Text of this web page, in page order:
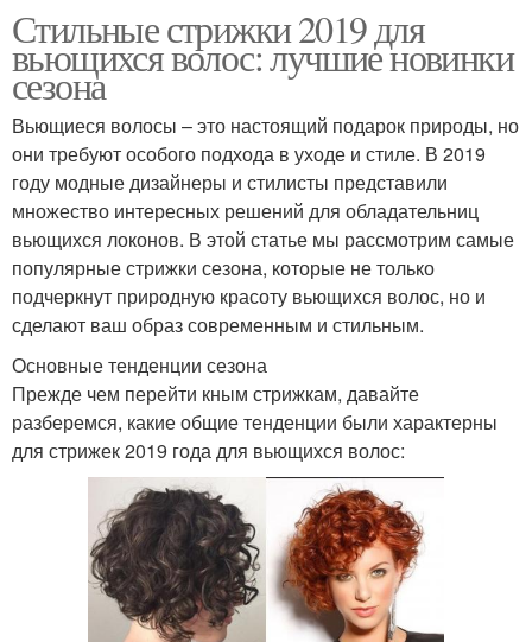
Стильные стрижки 2019 для
вьющихся волос: лучшие новинки
сезона
Вьющиеся волосы – это настоящий подарок природы, но
они требуют особого подхода в уходе и стиле. В 2019
году модные дизайнеры и стилисты представили
множество интересных решений для обладательниц
вьющихся локонов. В этой статье мы рассмотрим самые
популярные стрижки сезона, которые не только
подчеркнут природную красоту вьющихся волос, но и
сделают ваш образ современным и стильным.
Основные тенденции сезона
Прежде чем перейти кным стрижкам, давайте
разберемся, какие общие тенденции были характерны
для стрижек 2019 года для вьющихся волос: